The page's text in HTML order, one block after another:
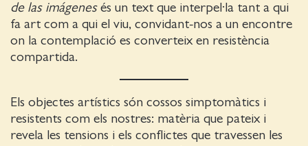
de las imágenesés un text que interpel·la tant a qui
fa art com a qui el viu, convidant-nos a un encontre
on la contemplació es converteix en resistència
compartida.
Els objectes artístics són cossos simptomàtics i
resistents com els nostres: matèria que pateix i
revela les tensions i els conflictes que travessen les